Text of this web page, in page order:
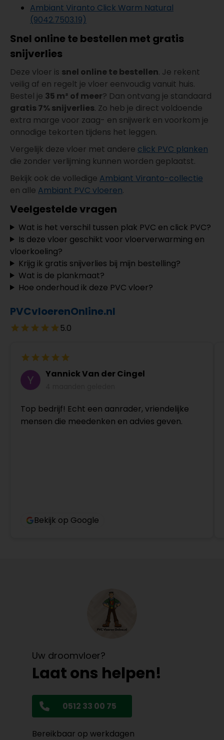
Ambiant Viranto Click Warm Natural
(9042.7503.19)
Snel online te bestellen met gratis
snijverlies
Deze vloer is snel online te bestellen. Je rekent
veilig af en regelt je vloer eenvoudig vanuit huis.
Bestel je 35 m² of meer? Dan ontvang je standaard
gratis 7% snijverlies. Zo heb je direct voldoende
extra marge voor zaag- en snijwerk en voorkom je
onnodige tekorten tijdens het leggen.
Vergelijk deze vloer met andere click PVC planken
die zonder verlijming kunnen worden geplaatst.
Bekijk ook de volledige Ambiant Viranto-collectie
en alle Ambiant PVC vloeren.
Veelgestelde vragen
Wat is het verschil tussen plak PVC en click PVC?
Is deze vloer geschikt voor vloerverwarming en
vloerkoeling?
Krijg ik gratis snijverlies bij mijn bestelling?
Wat is de plankmaat?
Hoe onderhoud ik deze PVC vloer?
PVCvloerenOnline.nl
5.0
Yannick Van der Cingel
Top bedrijf! Echt een aanrader, vriendelijke
mensen die meedenken en advies geven.
Bekijk op Google
Uw droomvloer?
Laat ons helpen!
0512 33 00 75
Bereikbaar op werkdagen